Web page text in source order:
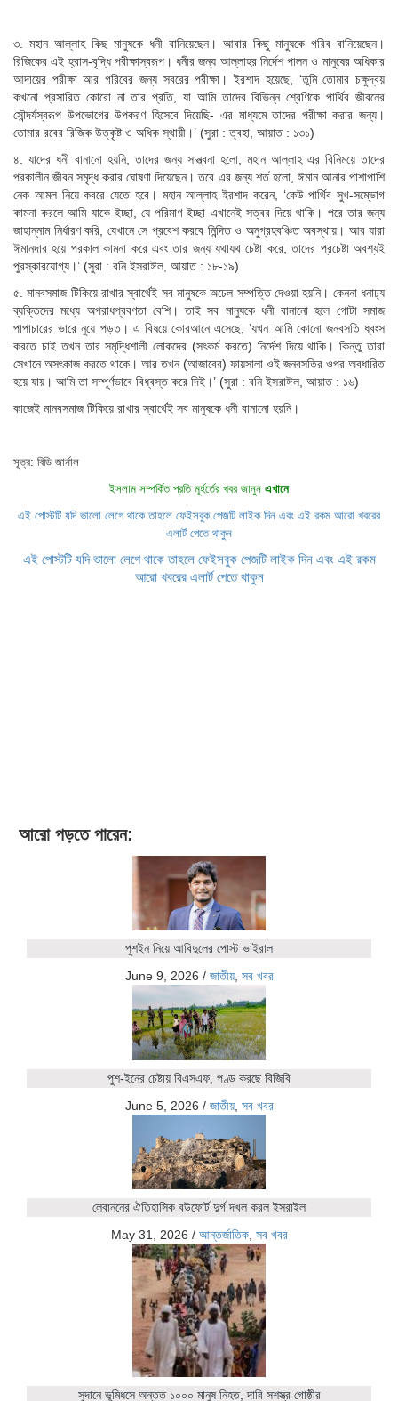
৩. মহান আল্লাহ কিছ মানুষকে ধনী বানিয়েছেন। আবার কিছু মানুষকে গরিব বানিয়েছেন।
রিজিকের এই হ্রাস-বৃদ্ধি পরীক্ষাস্বরূপ। ধনীর জন্য আল্লাহর নির্দেশ পালন ও মানুষের অধিকার
আদায়ের পরীক্ষা আর গরিবের জন্য সবরের পরীক্ষা। ইরশাদ হয়েছে, ‘তুমি তোমার চক্ষুদ্বয়
কখনো প্রসারিত কোরো না তার প্রতি, যা আমি তাদের বিভিন্ন শ্রেণিকে পার্থিব জীবনের
সৌন্দর্যস্বরূপ উপভোগের উপকরণ হিসেবে দিয়েছি- এর মাধ্যমে তাদের পরীক্ষা করার জন্য।
তোমার রবের রিজিক উত্কৃষ্ট ও অধিক স্থায়ী।’ (সুরা : ত্বহা, আয়াত : ১৩১)
৪. যাদের ধনী বানানো হয়নি, তাদের জন্য সান্ত্বনা হলো, মহান আল্লাহ এর বিনিময়ে তাদের
পরকালীন জীবন সমৃদ্ধ করার ঘোষণা দিয়েছেন। তবে এর জন্য শর্ত হলো, ঈমান আনার পাশাপাশি
নেক আমল নিয়ে কবরে যেতে হবে। মহান আল্লাহ ইরশাদ করেন, ‘কেউ পার্থিব সুখ-সম্ভোগ
কামনা করলে আমি যাকে ইচ্ছা, যে পরিমাণ ইচ্ছা এখানেই সত্বর দিয়ে থাকি। পরে তার জন্য
জাহান্নাম নির্ধারণ করি, যেখানে সে প্রবেশ করবে নিন্দিত ও অনুগ্রহবঞ্চিত অবস্থায়। আর যারা
ঈমানদার হয়ে পরকাল কামনা করে এবং তার জন্য যথাযথ চেষ্টা করে, তাদের প্রচেষ্টা অবশ্যই
পুরস্কারযোগ্য।’ (সুরা : বনি ইসরাঈল, আয়াত : ১৮-১৯)
৫. মানবসমাজ টিকিয়ে রাখার স্বার্থেই সব মানুষকে অঢেল সম্পত্তি দেওয়া হয়নি। কেননা ধনাঢ্য
ব্যক্তিদের মধ্যে অপরাধপ্রবণতা বেশি। তাই সব মানুষকে ধনী বানানো হলে গোটা সমাজ
পাপাচারের ভারে নুয়ে পড়ত। এ বিষয়ে কোরআনে এসেছে, ‘যখন আমি কোনো জনবসতি ধ্বংস
করতে চাই তখন তার সমৃদ্ধিশালী লোকদের (সৎকর্ম করতে) নির্দেশ দিয়ে থাকি। কিন্তু তারা
সেখানে অসৎকাজ করতে থাকে। আর তখন (আজাবের) ফায়সালা ওই জনবসতির ওপর অবধারিত
হয়ে যায়। আমি তা সম্পূর্ণভাবে বিধ্বস্ত করে দিই।’ (সুরা : বনি ইসরাঈল, আয়াত : ১৬)
কাজেই মানবসমাজ টিকিয়ে রাখার স্বার্থেই সব মানুষকে ধনী বানানো হয়নি।
সূত্র: বিডি জার্নাল
ইসলাম সম্পর্কিত প্রতি মূর্হর্তের খবর জানুন এখানে
এই পোস্টটি যদি ভালো লেগে থাকে তাহলে ফেইসবুক পেজটি লাইক দিন এবং এই রকম আরো খবরের
এলার্ট পেতে থাকুন
এই পোস্টটি যদি ভালো লেগে থাকে তাহলে ফেইসবুক পেজটি লাইক দিন এবং এই রকম
আরো খবরের এলার্ট পেতে থাকুন
আরো পড়তে পারেন:
পুশইন নিয়ে আবিদুলের পোস্ট ভাইরাল
June 9, 2026 / জাতীয়, সব খবর
পুশ-ইনের চেষ্টায় বিএসএফ, পণ্ড করছে বিজিবি
June 5, 2026 / জাতীয়, সব খবর
লেবাননের ঐতিহাসিক বউফোর্ট দুর্গ দখল করল ইসরাইল
May 31, 2026 / আন্তর্জাতিক, সব খবর
সুদানে ভূমিধসে অন্তত ১০০০ মানুষ নিহত, দাবি সশস্ত্র গোষ্ঠীর